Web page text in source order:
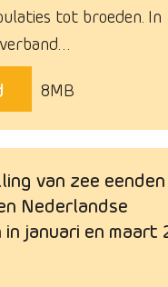
tot broeden. In
8MB
van zee eenden
Nederlandse
januari en maart